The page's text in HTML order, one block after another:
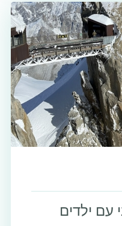
עם ילדים